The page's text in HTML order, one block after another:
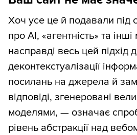
Хоч усе це й подавали під
про AI, «агентність» та
насправді весь цей підхід
деконтекстуалізації
посилань на джерела й
відповіді, згенеровані
моделями, — означає
рівень абстракції над